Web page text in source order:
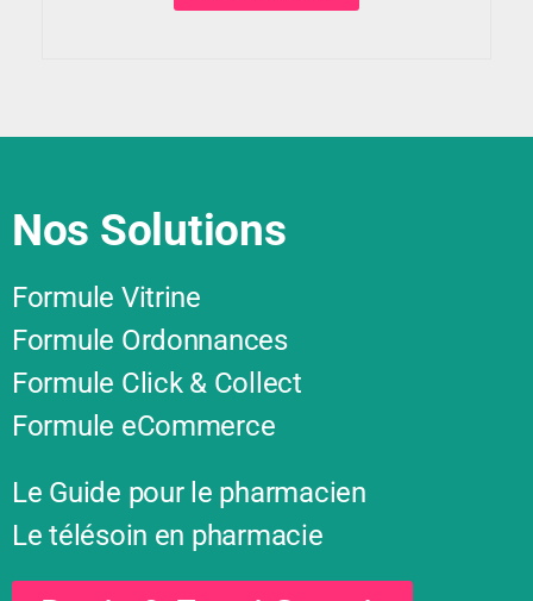
Nos Solutions
Formule Vitrine
Formule Ordonnances
Formule Click & Collect
Formule eCommerce
Le Guide pour le pharmacien
Le télésoin en pharmacie